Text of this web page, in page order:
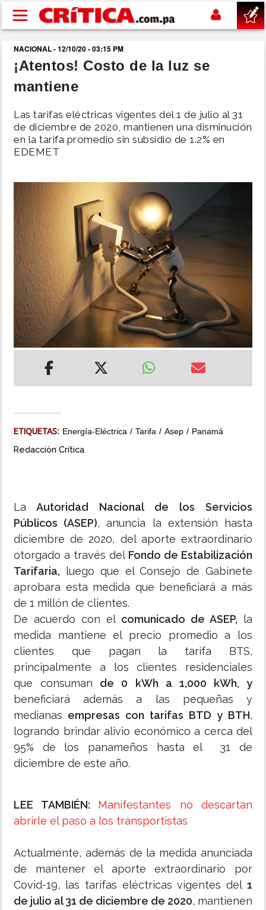
Pasar al contenido principal
buscar
SUCESOS
NACIONAL
POLÍTICA
DEPORTES
MUNDO
INSÓLITAS
MULTIMEDIA
NACIONAL - 12/10/20 - 03:15 PM
¡Atentos! Costo de la luz se
mantiene
Las tarifas eléctricas vigentes del 1 de julio al 31
de diciembre de 2020, mantienen una disminución
en la tarifa promedio sin subsidio de 1.2% en
EDEMET
ETIQUETAS: Energía-Eléctrica Tarifa Asep Panamá
Redacción Crítica
La Autoridad Nacional de los Servicios
Públicos (ASEP), anuncia la extensión hasta
diciembre de 2020, del aporte extraordinario
otorgado a través del Fondo de Estabilización
Tarifaria, luego que el Consejo de Gabinete
aprobara esta medida que beneficiará a más
de 1 millón de clientes.
De acuerdo con el comunicado de ASEP, la
medida mantiene el precio promedio a los
clientes que pagan la tarifa BTS,
principalmente a los clientes residenciales
que consuman de 0 kWh a 1,000 kWh, y
beneficiará además a las pequeñas y
medianas empresas con tarifas BTD y BTH,
logrando brindar alivio económico a cerca del
95% de los panameños hasta el 31 de
diciembre de este año.
LEE TAMBIÉN: Manifestantes no descartan
abrirle el paso a los transportistas
Actualmente, además de la medida anunciada
de mantener el aporte extraordinario por
Covid-19, las tarifas eléctricas vigentes del 1
de julio al 31 de diciembre de 2020, mantienen